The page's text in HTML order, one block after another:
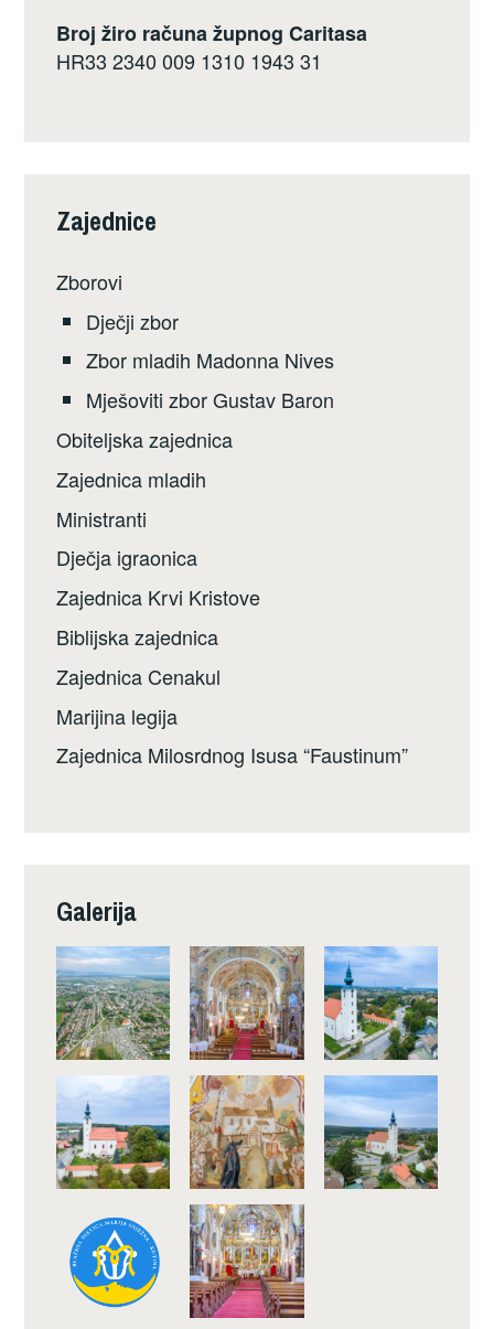
Broj žiro računa župnog Caritasa
HR33 2340 009 1310 1943 31
Zajednice
Zborovi
Dječji zbor
Zbor mladih Madonna Nives
Mješoviti zbor Gustav Baron
Obiteljska zajednica
Zajednica mladih
Ministranti
Dječja igraonica
Zajednica Krvi Kristove
Biblijska zajednica
Zajednica Cenakul
Marijina legija
Zajednica Milosrdnog Isusa “Faustinum”
Galerija